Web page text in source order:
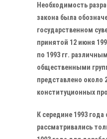
Необходимость
закона была
государственном
принятой 12 июня
по 1993 гг.
общественными
представлено около
конституционных
К середине 1993
рассматривались